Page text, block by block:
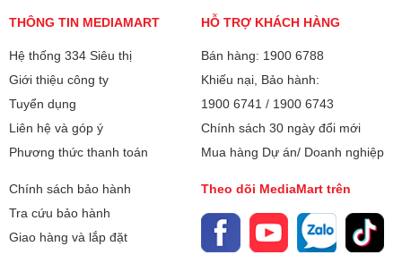
THÔNG TIN MEDIAMART
Hệ thống 334 Siêu thị
Giới thiệu công ty
Tuyển dụng
Liên hệ và góp ý
Phương thức thanh toán
HỖ TRỢ KHÁCH HÀNG
Bán hàng: 1900 6788
Khiếu nại, Bảo hành:
1900 6741 / 1900 6743
Chính sách 30 ngày đổi mới
Mua hàng Dự án/ Doanh nghiệp
Chính sách bảo hành
Tra cứu bảo hành
Giao hàng và lắp đặt
Theo dõi MediaMart trên